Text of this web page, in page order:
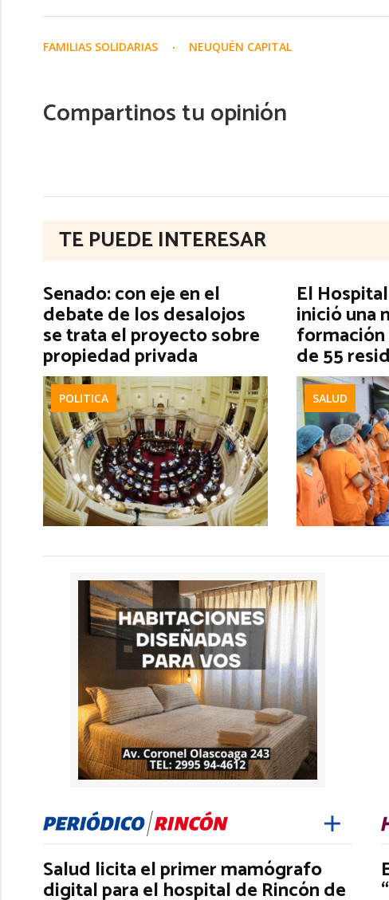
FAMILIAS SOLIDARIAS NEUQUÉN CAPITAL
Compartinos tu opinión
TE PUEDE INTERESAR
Senado: con eje en el
debate de los desalojos
se trata el proyecto sobre
propiedad privada
POLITICA
El
inició una
de 55
SALUD
Salud licita el primer mamógrafo
digital para el hospital de Rincón de